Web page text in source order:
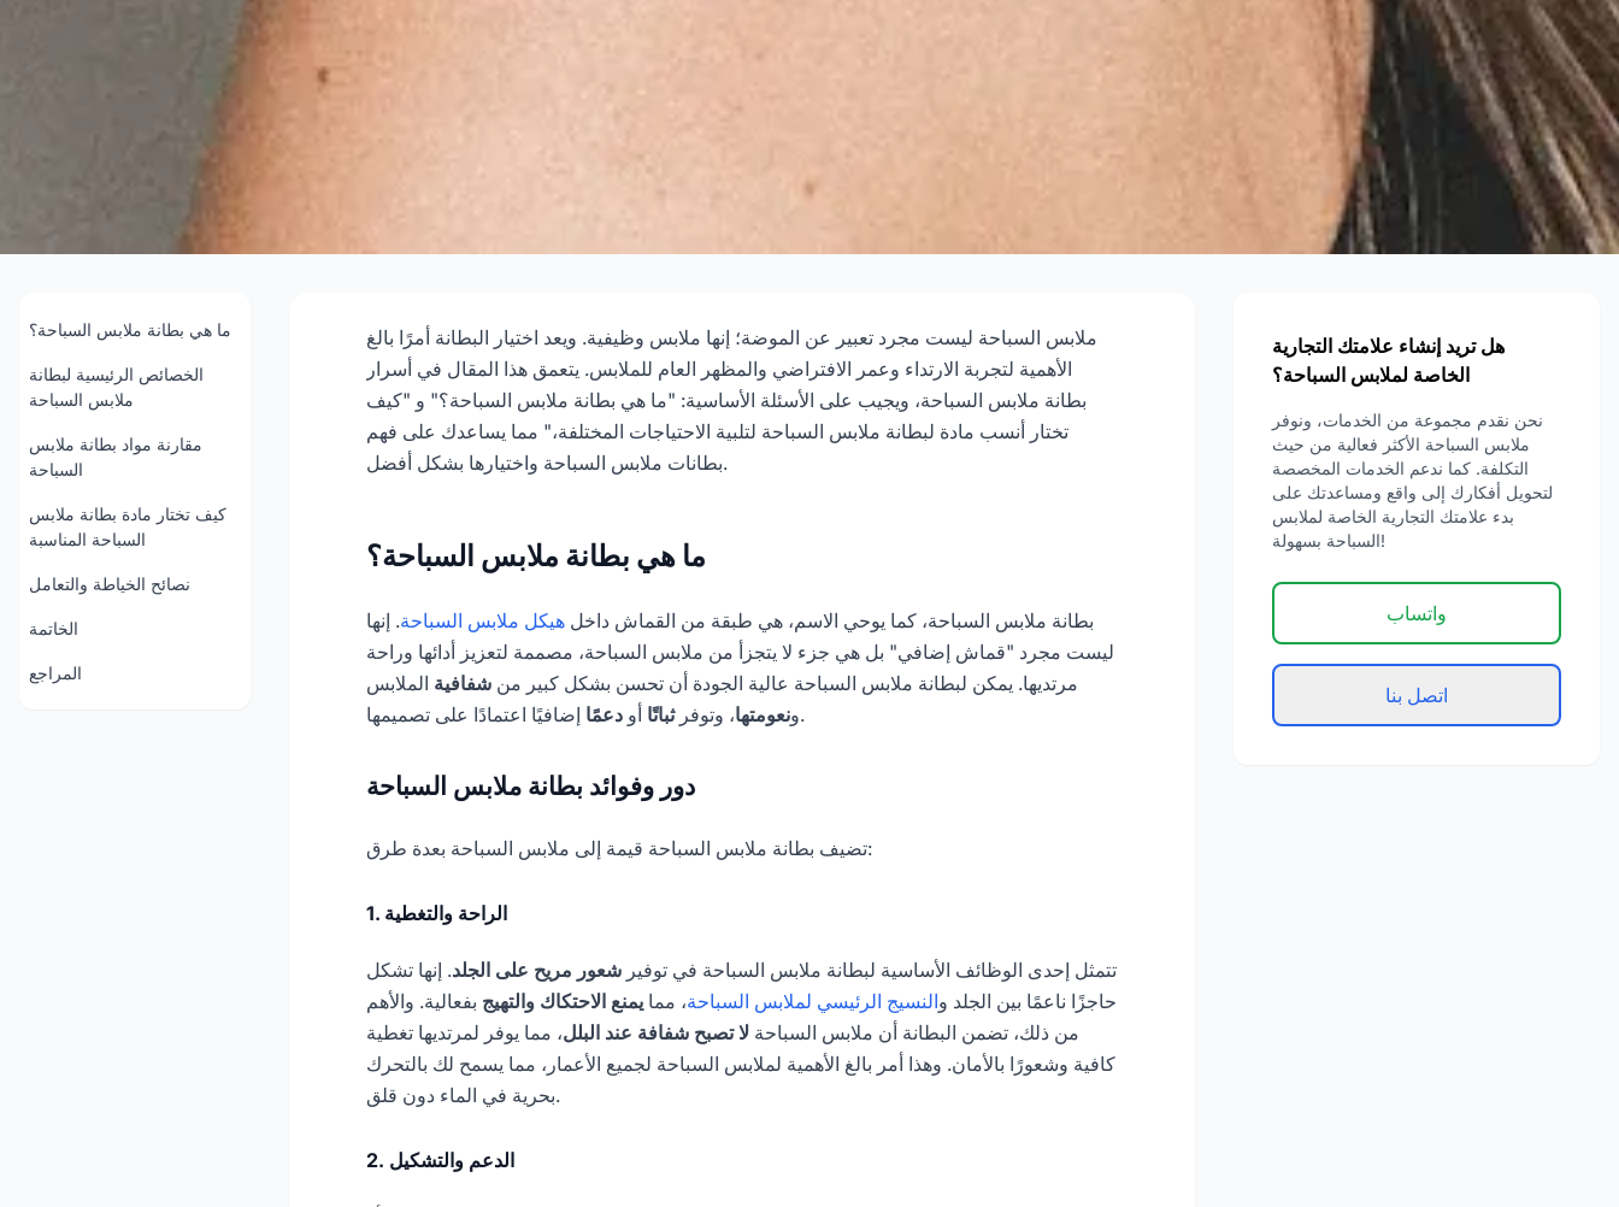
2026-02 دايو
استشر الآن
ما هي بطانة ملابس السباحة؟
الخصائص الرئيسية لبطانة
ملابس السباحة
مقارنة مواد بطانة ملابس
السباحة
كيف تختار مادة بطانة ملابس
السباحة المناسبة
نصائح الخياطة والتعامل
الخاتمة
المراجع
ملابس السباحة ليست مجرد تعبير عن الموضة؛ إنها ملابس وظيفية. ويعد اختيار البطانة أمرًا بالغ
الأهمية لتجربة الارتداء وعمر الافتراضي والمظهر العام للملابس. يتعمق هذا المقال في أسرار
بطانة ملابس السباحة، ويجيب على الأسئلة الأساسية: "ما هي بطانة ملابس السباحة؟" و "كيف
تختار أنسب مادة لبطانة ملابس السباحة لتلبية الاحتياجات المختلفة،" مما يساعدك على فهم
بطانات ملابس السباحة واختيارها بشكل أفضل.
ما هي بطانة ملابس السباحة؟
بطانة ملابس السباحة، كما يوحي الاسم، هي طبقة من القماش داخل هيكل ملابس السباحة. إنها
ليست مجرد "قماش إضافي" بل هي جزء لا يتجزأ من ملابس السباحة، مصممة لتعزيز أدائها وراحة
مرتديها. يمكن لبطانة ملابس السباحة عالية الجودة أن تحسن بشكل كبير من شفافية الملابس
ونعومتها، وتوفرثباتًا أو دعمًا إضافيًا اعتمادًا على تصميمها.
دور وفوائد بطانة ملابس السباحة
تضيف بطانة ملابس السباحة قيمة إلى ملابس السباحة بعدة طرق:
1. الراحة والتغطية
تتمثل إحدى الوظائف الأساسية لبطانة ملابس السباحة في توفير شعور مريح على الجلد. إنها تشكل
حاجزًا ناعمًا بين الجلد والنسيج الرئيسي لملابس السباحة، مما يمنع الاحتكاك والتهيج بفعالية. والأهم
من ذلك، تضمن البطانة أن ملابس السباحة لا تصبح شفافة عند البلل، مما يوفر لمرتديها تغطية
كافية وشعورًا بالأمان. وهذا أمر بالغ الأهمية لملابس السباحة لجميع الأعمار، مما يسمح لك بالتحرك
بحرية في الماء دون قلق.
2. الدعم والتشكيل
هل تريد إنشاء علامتك التجارية
الخاصة لملابس السباحة؟
نحن نقدم مجموعة من الخدمات، ونوفر
ملابس السباحة الأكثر فعالية من حيث
التكلفة. كما ندعم الخدمات المخصصة
لتحويل أفكارك إلى واقع ومساعدتك على
بدء علامتك التجارية الخاصة لملابس
السباحة بسهولة!
واتساب
اتصل بنا